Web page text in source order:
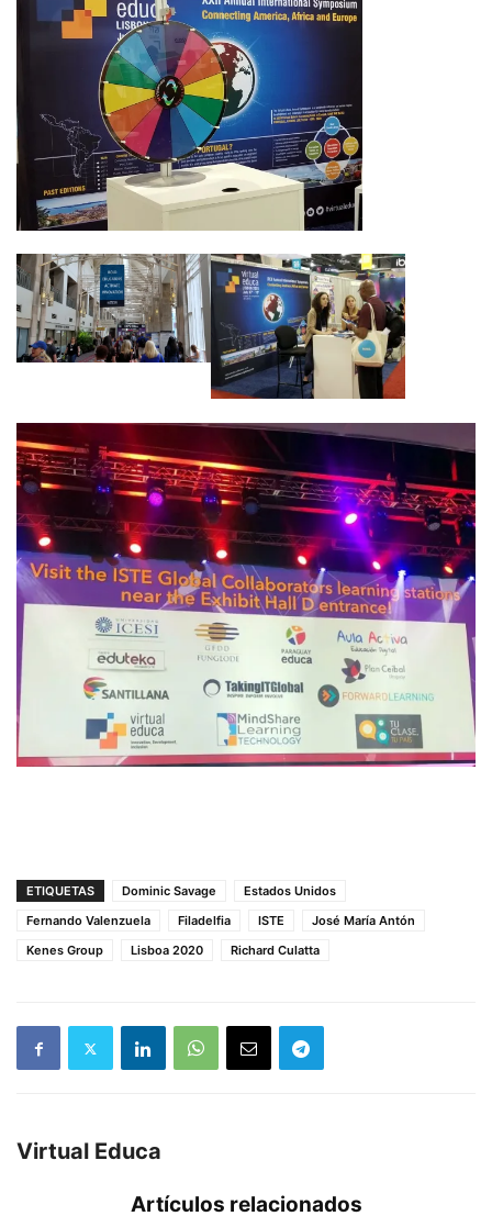
ETIQUETAS Dominic Savage
Estados Unidos
Fernando Valenzuela
Filadelfia ISTE
José María Antón
Kenes Group
Lisboa 2020 Richard Culatta
Virtual Educa
Artículos relacionados